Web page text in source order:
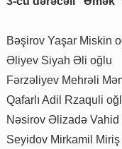
Bəşirov Yaşar Miskin
Əliyev Siyah Əli oğlu
Fərzəliyev Mehrəli
Qafarlı Adil Rzaquli
Nəsirov Əlizadə Vahid
Seyidov Mirkamil Miriş